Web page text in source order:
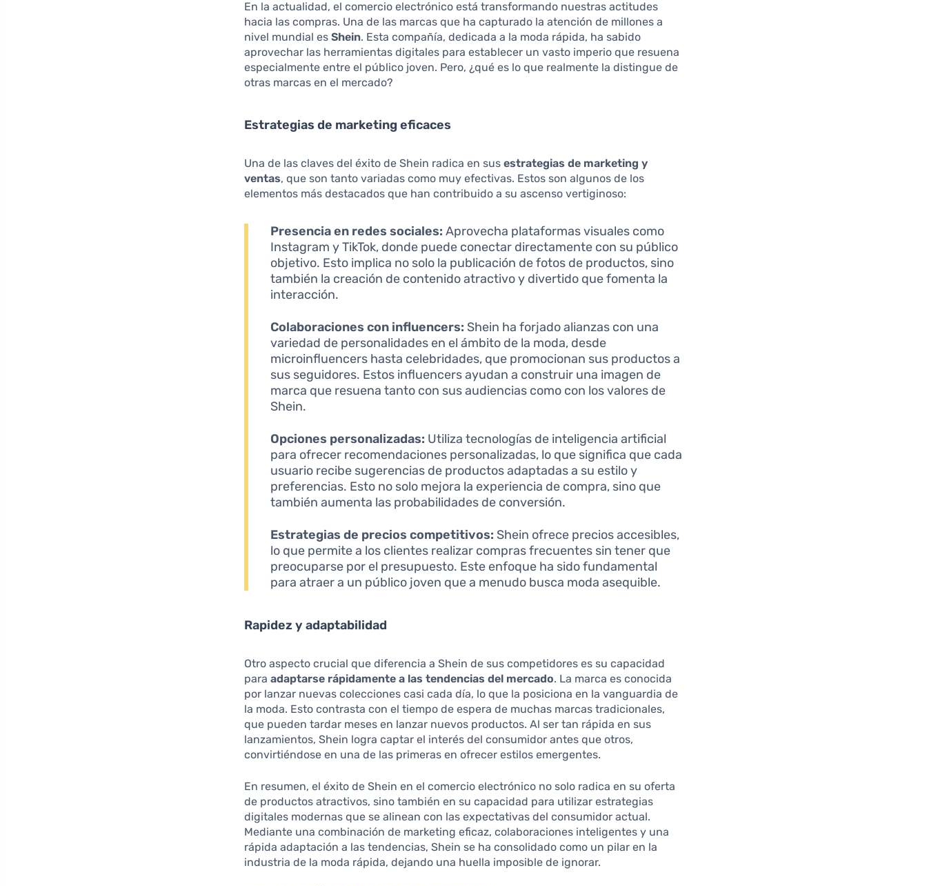
En la actualidad, el comercio electrónico está transformando nuestras actitudes
hacia las compras. Una de las marcas que ha capturado la atención de millones a
nivel mundial esShein. Esta compañía, dedicada a la moda rápida, ha sabido
aprovechar las herramientas digitales para establecer un vasto imperio que resuena
especialmente entre el público joven. Pero, ¿qué es lo que realmente la distingue de
otras marcas en el mercado?
Estrategias de marketing eficaces
Una de las claves del éxito de Shein radica en susestrategias de marketing y
ventas, que son tanto variadas como muy efectivas. Estos son algunos de los
elementos más destacados que han contribuido a su ascenso vertiginoso:
Presencia en redes sociales: Aprovecha plataformas visuales como
Instagram y TikTok, donde puede conectar directamente con su público
objetivo. Esto implica no solo la publicación de fotos de productos, sino
también la creación de contenido atractivo y divertido que fomenta la
interacción.
Colaboraciones con influencers: Shein ha forjado alianzas con una
variedad de personalidades en el ámbito de la moda, desde
microinfluencers hasta celebridades, que promocionan sus productos a
sus seguidores. Estos influencers ayudan a construir una imagen de
marca que resuena tanto con sus audiencias como con los valores de
Shein.
Opciones personalizadas: Utiliza tecnologías de inteligencia artificial
para ofrecer recomendaciones personalizadas, lo que significa que cada
usuario recibe sugerencias de productos adaptadas a su estilo y
preferencias. Esto no solo mejora la experiencia de compra, sino que
también aumenta las probabilidades de conversión.
Estrategias de precios competitivos: Shein ofrece precios accesibles,
lo que permite a los clientes realizar compras frecuentes sin tener que
preocuparse por el presupuesto. Este enfoque ha sido fundamental
para atraer a un público joven que a menudo busca moda asequible.
Rapidez y adaptabilidad
Otro aspecto crucial que diferencia a Shein de sus competidores es su capacidad
paraadaptarse rápidamente a las tendencias del mercado. La marca es conocida
por lanzar nuevas colecciones casi cada día, lo que la posiciona en la vanguardia de
la moda. Esto contrasta con el tiempo de espera de muchas marcas tradicionales,
que pueden tardar meses en lanzar nuevos productos. Al ser tan rápida en sus
lanzamientos, Shein logra captar el interés del consumidor antes que otros,
convirtiéndose en una de las primeras en ofrecer estilos emergentes.
En resumen, el éxito de Shein en el comercio electrónico no solo radica en su oferta
de productos atractivos, sino también en su capacidad para utilizar estrategias
digitales modernas que se alinean con las expectativas del consumidor actual.
Mediante una combinación de marketing eficaz, colaboraciones inteligentes y una
rápida adaptación a las tendencias, Shein se ha consolidado como un pilar en la
industria de la moda rápida, dejando una huella imposible de ignorar.